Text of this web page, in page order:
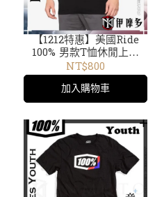
【1212特惠】美國Ride
100% 男款T恤休閒上衣
ROGGAR T-Shirt 32125-
001 黑 短袖TEE
NT$800
加入購物車